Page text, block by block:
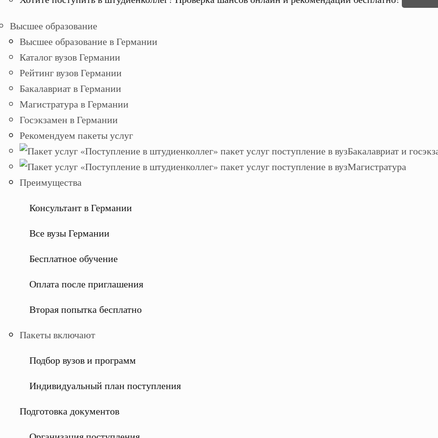
Высшее образование
Высшее образование в Германии
Каталог вузов Германии
Рейтинг вузов Германии
Бакалавриат в Германии
Магистратура в Германии
Госэкзамен в Германии
Рекомендуем пакеты услуг
Бакалавриат и
Магистратура
Преимущества
Консультант в Германии
Все вузы Германии
Бесплатное обучение
Оплата после приглашения
Вторая попытка бесплатно
Пакеты включают
Подбор вузов и программ
Индивидуальный план поступления
Подготовка документов